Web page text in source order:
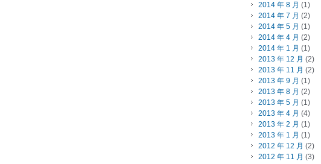
2014 年 8 月 (1)
2014 年 7 月 (2)
2014 年 5 月 (1)
2014 年 4 月 (2)
2014 年 1 月 (1)
2013 年 12 月 (2)
2013 年 11 月 (2)
2013 年 9 月 (1)
2013 年 8 月 (2)
2013 年 5 月 (1)
2013 年 4 月 (4)
2013 年 2 月 (1)
2013 年 1 月 (1)
2012 年 12 月 (2)
2012 年 11 月 (3)